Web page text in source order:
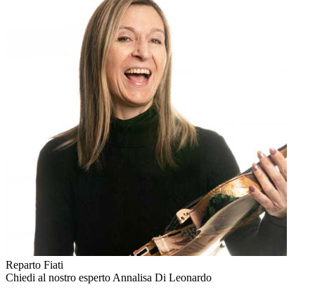
Reparto Fiati
Chiedi al nostro espertoAnnalisa Di Leonardo